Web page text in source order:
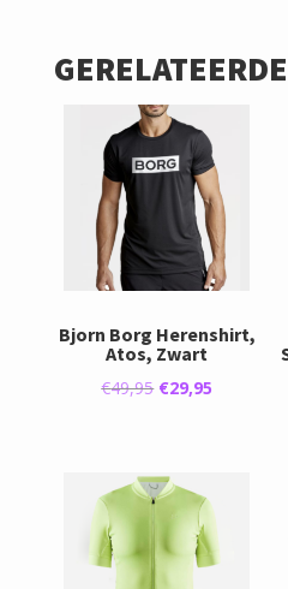
Bjorn Borg Herenshirt,
Atos, Zwart
€49,95 Oorspronkelijke
€49,95.
€29,95